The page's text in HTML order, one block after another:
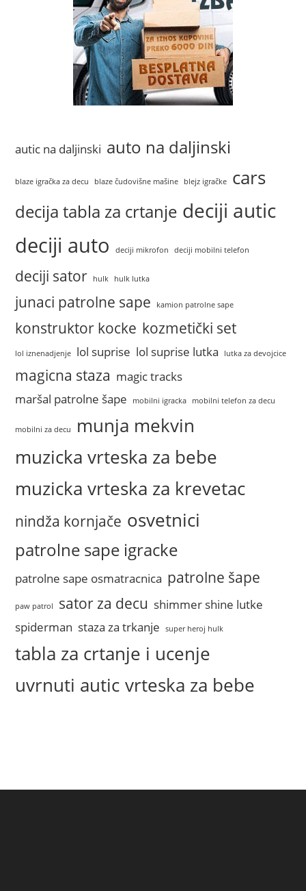
autic na daljinski auto na daljinski
blaze igračka za decu blaze čudovišne mašine blejz igračke cars
decija tabla za crtanje deciji autic
deciji auto deciji mikrofon deciji mobilni telefon
deciji sator hulk hulk lutka
junaci patrolne sape kamion patrolne sape
konstruktor kocke kozmetički set
lol iznenadjenje lol suprise lol suprise lutka lutka za devojcice
magicna staza magic tracks
maršal patrolne šape
mobilni igracka mobilni telefon za decu
mobilni za decu
munja mekvin
muzicka vrteska za bebe
muzicka vrteska za krevetac
nindža kornjače osvetnici
patrolne sape igracke
patrolne sape osmatracnica patrolne šape
paw patrol sator za decu shimmer shine lutke
spiderman staza za trkanje super heroj hulk
tabla za crtanje i ucenje
uvrnuti autic vrteska za bebe